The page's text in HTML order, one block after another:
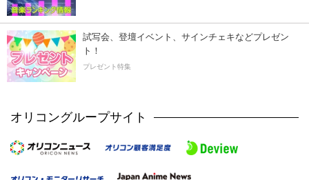
試写会、登壇イベント、サインチェキなどプレゼン
ト！
プレゼント特集
オリコングループサイト